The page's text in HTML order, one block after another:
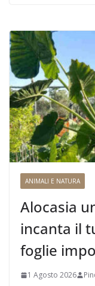
ANIMALI E NATURA
Alocasia
incanta il
foglie
1 Agosto 2026